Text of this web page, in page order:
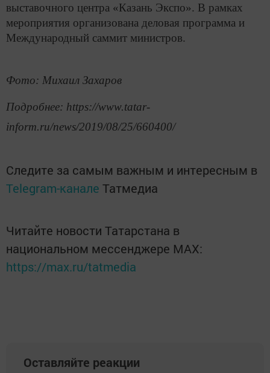
выставочного центра «Казань Экспо». В рамках
мероприятия организована деловая программа и
Международный саммит министров.
Фото: Михаил Захаров
Подробнее: https://www.tatar-
inform.ru/news/2019/08/25/660400/
Следите за самым важным и интересным в
Telegram-канале Татмедиа
Читайте новости Татарстана в
национальном мессенджере MАХ:
https://max.ru/tatmedia
Оставляйте реакции